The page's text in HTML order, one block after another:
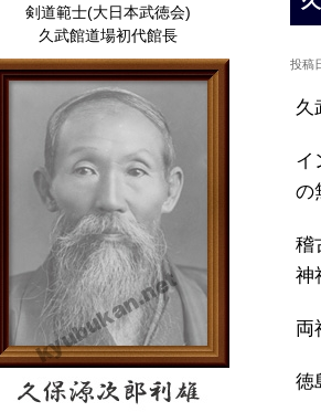
投稿
久
イ
の
稽
神
両
徳
剣道範士(大日本武徳会)
久武館道場初代館長